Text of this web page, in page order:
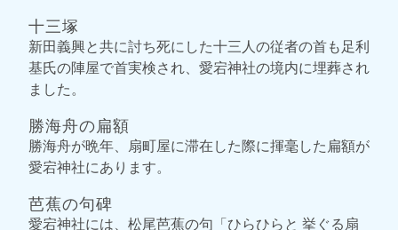
十三塚
新田義興と共に討ち死にした十三人の従者の首も足利
基氏の陣屋で首実検され、愛宕神社の境内に埋葬され
ました。
勝海舟の扁額
勝海舟が晩年、扇町屋に滞在した際に揮毫した扁額が
愛宕神社にあります。
芭蕉の句碑
愛宕神社には、松尾芭蕉の句「ひらひらと 挙ぐる扇